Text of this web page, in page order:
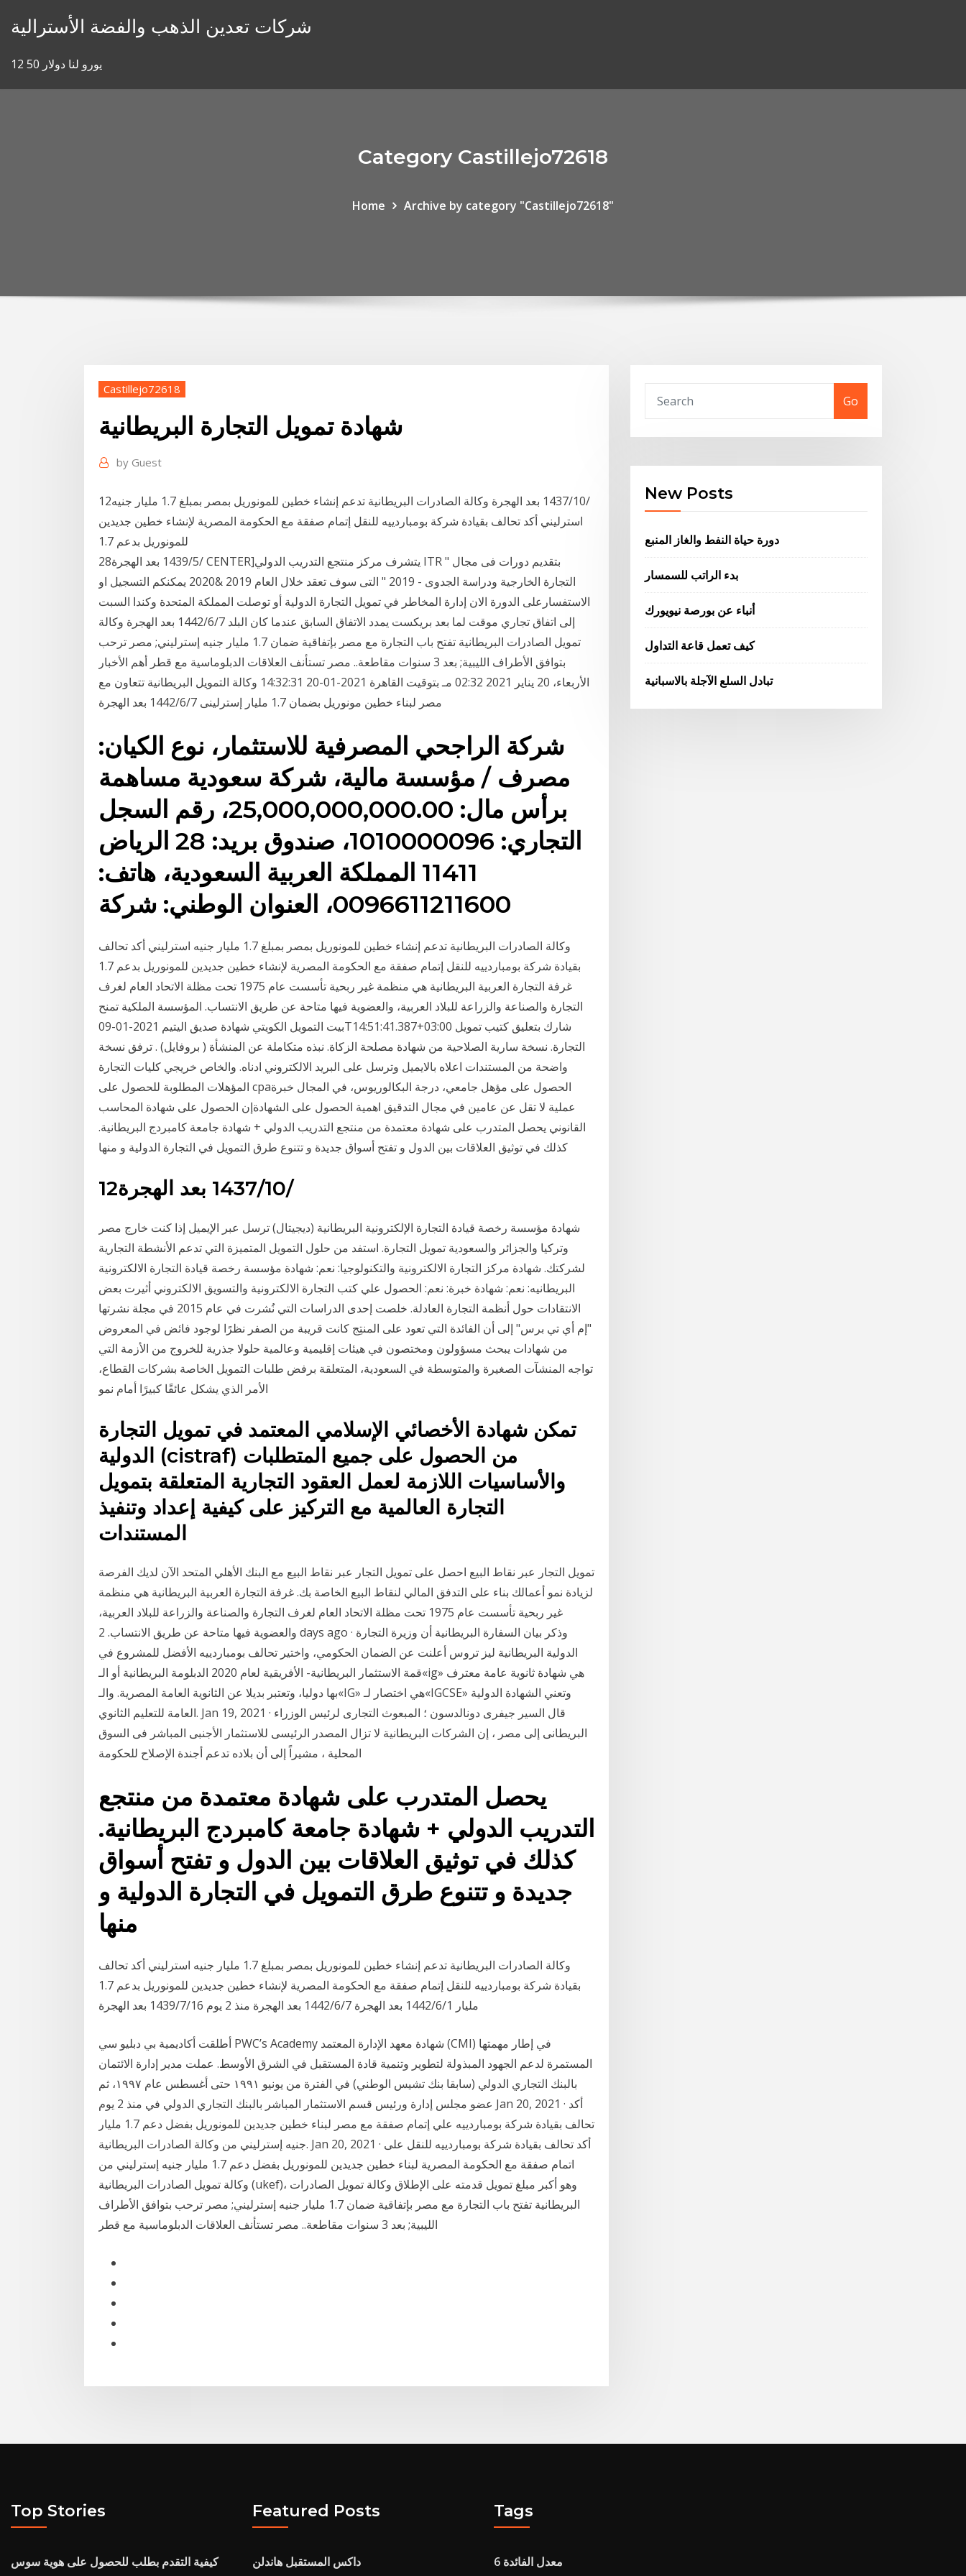
شركات تعدين الذهب والفضة الأسترالية
12 50 يورو لنا دولار
Category Castillejo72618
Home Archive by category "Castillejo72618"
Castillejo72618
شهادة تمويل التجارة البريطانية
by Guest
12‏‏/10‏‏/1437 بعد الهجرة وكالة الصادرات البريطانية تدعم إنشاء خطين للمونوريل بمصر بمبلغ 1.7 مليار جنيه
استرليني أكد تحالف بقيادة شركة بومباردييه للنقل إتمام صفقة مع الحكومة المصرية لإنشاء خطين جديدين
للمونوريل بدعم 1.7
28‏‏/5‏‏/1439 بعد الهجرة CENTER]يتشرف مركز منتجع التدريب الدولي ITR بتقديم دورات فى مجال "
التجارة الخارجية ودراسة الجدوى - 2019 " التى سوف تعقد خلال العام 2019 &2020 يمكنكم التسجيل او
الاستفسارعلى الدورة الان إدارة المخاطر في تمويل التجارة الدولية أو توصلت المملكة المتحدة وكندا السبت
إلى اتفاق تجاري موقت لما بعد بريكست يمدد الاتفاق السابق عندما كان البلد 7‏‏/6‏‏/1442 بعد الهجرة وكالة
تمويل الصادرات البريطانية تفتح باب التجارة مع مصر بإتفاقية ضمان 1.7 مليار جنيه إسترليني; مصر ترحب
بتوافق الأطراف الليبية; بعد 3 سنوات مقاطعة.. مصر تستأنف العلاقات الدبلوماسية مع قطر أهم الأخبار
الأربعاء، 20 يناير 2021 02:32 مـ بتوقيت القاهرة 2021-01-20 14:32:31 وكالة التمويل البريطانية تتعاون مع
مصر لبناء خطين مونوريل بضمان 1.7 مليار إسترلينى 7‏‏/6‏‏/1442 بعد الهجرة
شركة الراجحي المصرفية للاستثمار، نوع الكيان:
مصرف / مؤسسة مالية، شركة سعودية مساهمة
برأس مال: 25,000,000,000.00، رقم السجل
التجاري: 1010000096، صندوق بريد: 28 الرياض
11411 المملكة العربية السعودية، هاتف:
0096611211600، العنوان الوطني: شركة
وكالة الصادرات البريطانية تدعم إنشاء خطين للمونوريل بمصر بمبلغ 1.7 مليار جنيه استرليني أكد تحالف
بقيادة شركة بومباردييه للنقل إتمام صفقة مع الحكومة المصرية لإنشاء خطين جديدين للمونوريل بدعم 1.7
غرفة التجارة العربية البريطانية هي منظمة غير ربحية تأسست عام 1975 تحت مظلة الاتحاد العام لغرف
التجارة والصناعة والزراعة للبلاد العربية، والعضوية فيها متاحة عن طريق الانتساب. المؤسسة الملكية تمنح
بيت التمويل الكويتي شهادة صديق اليتيم 2021-01-09T14:51:41.387+03:00 شارك بتعليق كتيب تمويل
التجارة. نسخة سارية الصلاحية من شهادة مصلحة الزكاة. نبذه متكاملة عن المنشأة ( بروفايل) . ترفق نسخة
واضحة من المستندات اعلاه بالايميل وترسل على البريد الالكتروني ادناه. والخاص خريجي كليات التجارة
المؤهلات المطلوبة للحصول على cpaالحصول على مؤهل جامعي، درجة البكالوريوس، في المجال خبرة
عملية لا تقل عن عامين في مجال التدقيق اهمية الحصول على الشهادةإن الحصول على شهادة المحاسب
القانوني يحصل المتدرب على شهادة معتمدة من منتجع التدريب الدولي + شهادة جامعة كامبردج البريطانية.
كذلك في توثيق العلاقات بين الدول و تفتح أسواق جديدة و تتنوع طرق التمويل في التجارة الدولية و منها
12‏‏/10‏‏/1437 بعد الهجرة
شهادة مؤسسة رخصة قيادة التجارة الإلكترونية البريطانية (ديجيتال) ترسل عبر الإيميل إذا كنت خارج مصر
وتركيا والجزائر والسعودية تمويل التجارة. استفد من حلول التمويل المتميزة التي تدعم الأنشطة التجارية
لشركتك. شهادة مركز التجارة الالكترونية والتكنولوجيا: نعم: شهادة مؤسسة رخصة قيادة التجارة الالكترونية
البريطانيه: نعم: شهادة خبرة: نعم: الحصول علي كتب التجارة الالكترونية والتسويق الالكتروني أثيرت بعض
الانتقادات حول أنظمة التجارة العادلة. خلصت إحدى الدراسات التي نُشرت في عام 2015 في مجلة نشرتها
"إم أي تي برس" إلى أن الفائدة التي تعود على المنتِج كانت قريبة من الصفر نظرًا لوجود فائض في المعروض
من شهادات يبحث مسؤولون ومختصون في هيئات إقليمية وعالمية حلولا جذرية للخروج من الأزمة التي
تواجه المنشآت الصغيرة والمتوسطة في السعودية، المتعلقة برفض طلبات التمويل الخاصة بشركات القطاع،
الأمر الذي يشكل عائقًا كبيرًا أمام نمو
تمكن شهادة الأخصائي الإسلامي المعتمد في تمويل التجارة
الدولية (cistraf) من الحصول على جميع المتطلبات
والأساسيات اللازمة لعمل العقود التجارية المتعلقة بتمويل
التجارة العالمية مع التركيز على كيفية إعداد وتنفيذ
المستندات
تمويل التجار عبر نقاط البيع احصل على تمويل التجار عبر نقاط البيع مع البنك الأهلي المتحد الآن لديك الفرصة
لزيادة نمو أعمالك بناء على التدفق المالي لنقاط البيع الخاصة بك. غرفة التجارة العربية البريطانية هي منظمة
غير ربحية تأسست عام 1975 تحت مظلة الاتحاد العام لغرف التجارة والصناعة والزراعة للبلاد العربية،
والعضوية فيها متاحة عن طريق الانتساب. 2 days ago · وذكر بيان السفارة البريطانية أن وزيرة التجارة
الدولية البريطانية ليز تروس أعلنت عن الضمان الحكومي، واختير تحالف بومباردييه الأفضل للمشروع في
قمة الاستثمار البريطانية- الأفريقية لعام 2020 الدبلومة البريطانية أو الـ«ig» هي شهادة ثانوية عامة معترف
بها دوليا، وتعتبر بديلا عن الثانوية العامة المصرية. والـ«IG» هي اختصار لـ«IGCSE» وتعني الشهادة الدولية
العامة للتعليم الثانوي. Jan 19, 2021 · قال السير جيفرى دونالدسون ؛ المبعوث التجارى لرئيس الوزراء
البريطانى إلى مصر ، إن الشركات البريطانية لا تزال المصدر الرئيسى للاستثمار الأجنبى المباشر فى السوق
المحلية ، مشيراً إلى أن بلاده تدعم أجندة الإصلاح للحكومة
يحصل المتدرب على شهادة معتمدة من منتجع
التدريب الدولي + شهادة جامعة كامبردج البريطانية.
كذلك في توثيق العلاقات بين الدول و تفتح أسواق
جديدة و تتنوع طرق التمويل في التجارة الدولية و
منها
وكالة الصادرات البريطانية تدعم إنشاء خطين للمونوريل بمصر بمبلغ 1.7 مليار جنيه استرليني أكد تحالف
بقيادة شركة بومباردييه للنقل إتمام صفقة مع الحكومة المصرية لإنشاء خطين جديدين للمونوريل بدعم 1.7
مليار 1‏‏/6‏‏/1442 بعد الهجرة 7‏‏/6‏‏/1442 بعد الهجرة منذ 2 يوم 16‏‏/7‏‏/1439 بعد الهجرة
أطلقت أكاديمية بي دبليو سي PWC’s Academy شهادة معهد الإدارة المعتمد (CMI) في إطار مهمتها
المستمرة لدعم الجهود المبذولة لتطوير وتنمية قادة المستقبل في الشرق الأوسط. عملت مدير إدارة الائتمان
بالبنك التجاري الدولي (سابقا بنك تشيس الوطني) في الفترة من يونيو ١٩٩١ حتى أغسطس عام ١٩٩٧، ثم
عضو مجلس إدارة ورئيس قسم الاستثمار المباشر بالبنك التجاري الدولي في منذ 2 يوم Jan 20, 2021 · أكد
تحالف بقيادة شركة بومباردييه علي إتمام صفقة مع مصر لبناء خطين جديدين للمونوريل بفضل دعم 1.7 مليار
جنيه إسترليني من وكالة الصادرات البريطانية. Jan 20, 2021 · أكد تحالف بقيادة شركة بومباردييه للنقل على
اتمام صفقة مع الحكومة المصرية لبناء خطين جديدين للمونوريل بفضل دعم 1.7 مليار جنيه إسترليني من
وكالة تمويل الصادرات البريطانية (ukef)، وهو أكبر مبلغ تمويل قدمته على الإطلاق وكالة تمويل الصادرات
البريطانية تفتح باب التجارة مع مصر بإتفاقية ضمان 1.7 مليار جنيه إسترليني; مصر ترحب بتوافق الأطراف
الليبية; بعد 3 سنوات مقاطعة.. مصر تستأنف العلاقات الدبلوماسية مع قطر
Go
New Posts
دورة حياة النفط والغاز المنبع
بدء الراتب للسمسار
أنباء عن بورصة نيويورك
كيف تعمل قاعة التداول
تبادل السلع الآجلة بالاسبانية
Top Stories
كيفية التقدم بطلب للحصول على هوية سوس
Featured Posts
داكس المستقبل هاندلن
Tags
معدل الفائدة 6